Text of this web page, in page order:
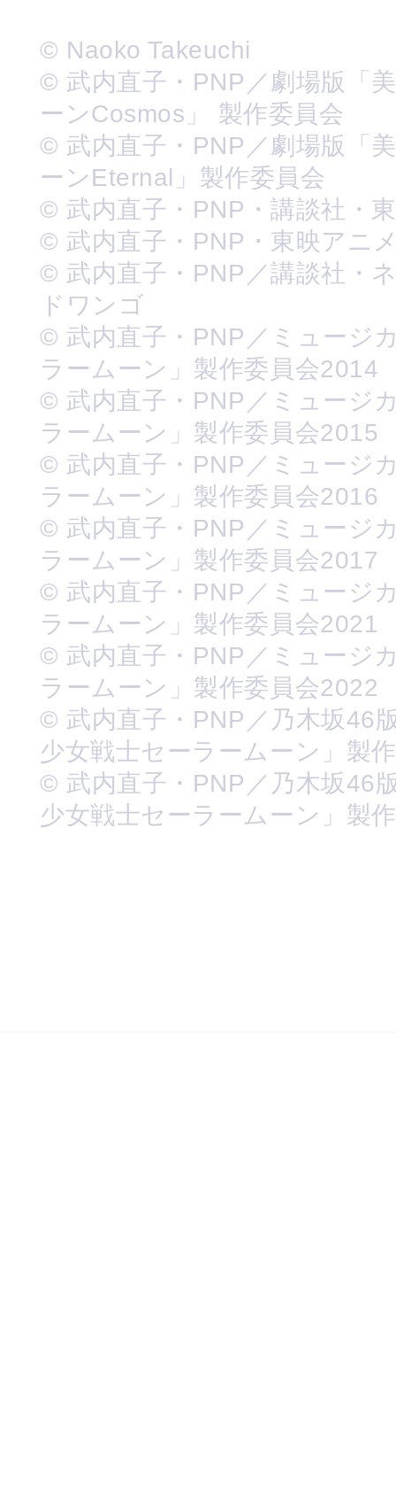
© Naoko Takeuchi
© 武内直子・PNP／劇場版「
ーンCosmos」 製作委員会
© 武内直子・PNP／劇場版「
ーンEternal」製作委員会
© 武内直子・PNP・講談社・
© 武内直子・PNP・東映アニ
© 武内直子・PNP／講談社・
ドワンゴ
© 武内直子・PNP／ミュージ
ラームーン」製作委員会2014
© 武内直子・PNP／ミュージ
ラームーン」製作委員会2015
© 武内直子・PNP／ミュージ
ラームーン」製作委員会2016
© 武内直子・PNP／ミュージ
ラームーン」製作委員会2017
© 武内直子・PNP／ミュージ
ラームーン」製作委員会2021
© 武内直子・PNP／ミュージ
ラームーン」製作委員会2022
© 武内直子・PNP／乃木坂46
少女戦士セーラームーン」製
© 武内直子・PNP／乃木坂46
少女戦士セーラームーン」製